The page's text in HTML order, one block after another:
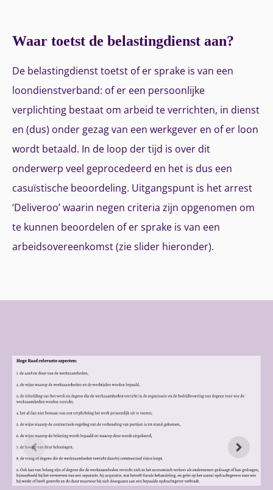
Waar toetst de belastingdienst aan?
De belastingdienst toetst of er sprake is van een
loondienstverband: of er een persoonlijke
verplichting bestaat om arbeid te verrichten, in dienst
en (dus) onder gezag van een werkgever en of er loon
wordt betaald. In de loop der tijd is over dit
onderwerp veel geprocedeerd en het is dus een
casuïstische beoordeling. Uitgangspunt is het arrest
‘Deliveroo’ waarin negen criteria zijn opgenomen om
te kunnen beoordelen of er sprake is van een
arbeidsovereenkomst (zie slider hieronder).